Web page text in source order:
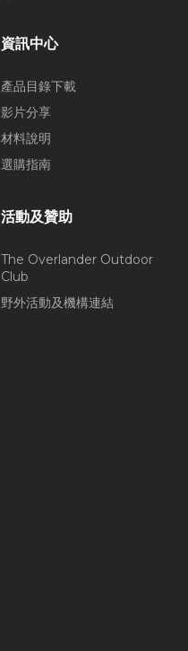
資訊中心
產品目錄下載
影片分享
材料說明
選購指南
活動及贊助
The Overlander Outdoor
Club
野外活動及機構連結